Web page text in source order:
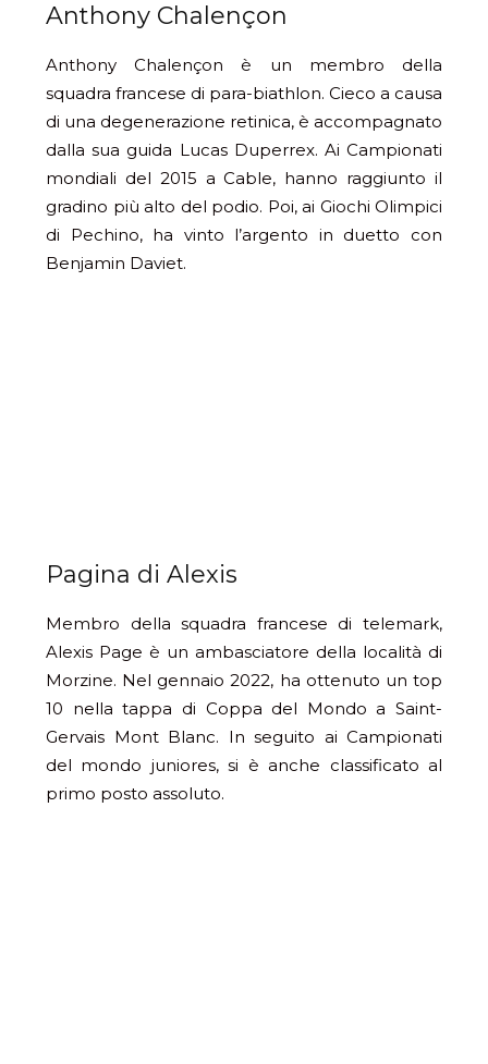
Anthony Chalençon
Anthony Chalençon è un membro della
squadra francese di para-biathlon. Cieco a causa
di una degenerazione retinica, è accompagnato
dalla sua guida Lucas Duperrex. Ai Campionati
mondiali del 2015 a Cable, hanno raggiunto il
gradino più alto del podio. Poi, ai Giochi Olimpici
di Pechino, ha vinto l’argento in duetto con
Benjamin Daviet.
Pagina di Alexis
Membro della squadra francese di telemark,
Alexis Page è un ambasciatore della località di
Morzine. Nel gennaio 2022, ha ottenuto un top
10 nella tappa di Coppa del Mondo a Saint-
Gervais Mont Blanc. In seguito ai Campionati
del mondo juniores, si è anche classificato al
primo posto assoluto.